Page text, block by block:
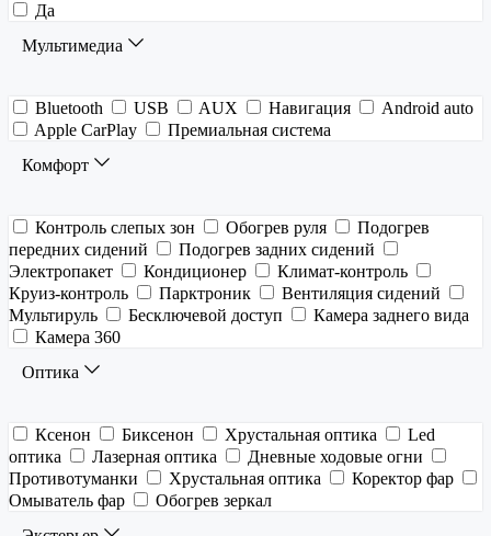
Да
Мультимедиа
Bluetooth USB AUX Навигация
Android auto
Apple CarPlay
Премиальная система
Комфорт
Контроль слепых зон Обогрев руля
Подогрев
передних сидений
Подогрев задних сидений
Электропакет
Кондиционер
Климат-контроль
Круиз-контроль
Парктроник
Вентиляция сидений
Мультируль
Бесключевой доступ
Камера заднего вида
Камера 360
Оптика
Ксенон Биксенон Хрустальная оптика
Led
оптика
Лазерная оптика
Дневные ходовые огни
Противотуманки
Хрустальная оптика
Коректор фар
Омыватель фар
Обогрев зеркал